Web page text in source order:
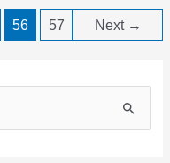
56 57 Next →